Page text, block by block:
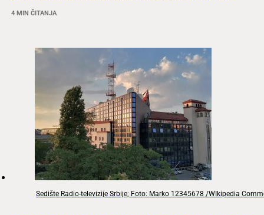
4 MIN ČITANJA
Sedište Radio-televizije Srbije; Foto: Marko 12345678 /WIkipedia